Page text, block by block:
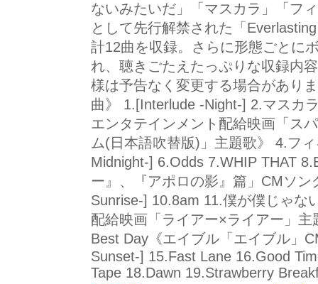
ないみたいだ」「マスカラ」「フ
として先行解禁された「
計12曲を収録。さらに形態ごとに
れ、聴きごたえたっぷりな収録内
様は予告なく変更する場合があり
曲》 1.[Interlude -Night-] 2.マスカ
エンタテインメント配給映画「ス
ム(日本語吹替版)」主題歌》 4.フ
Midnight-] 6.Odds 7.WHIP THAT
ー』、『アポロの影』篇」CMソ
Sunrise-] 10.8am 11.僕が僕じゃな
配給映画「ライアー×ライアー」
Best Day《エイブル「エイブル」
Sunset-] 15.Fast Lane 16.Good
Tape 18.Dawn 19.Strawberry